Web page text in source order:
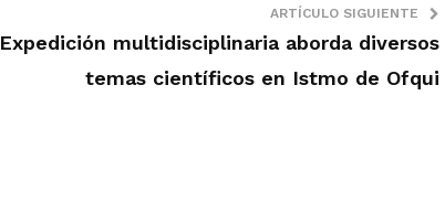
ARTÍCULO SIGUIENTE
Expedición multidisciplinaria aborda diversos
temas científicos en Istmo de Ofqui